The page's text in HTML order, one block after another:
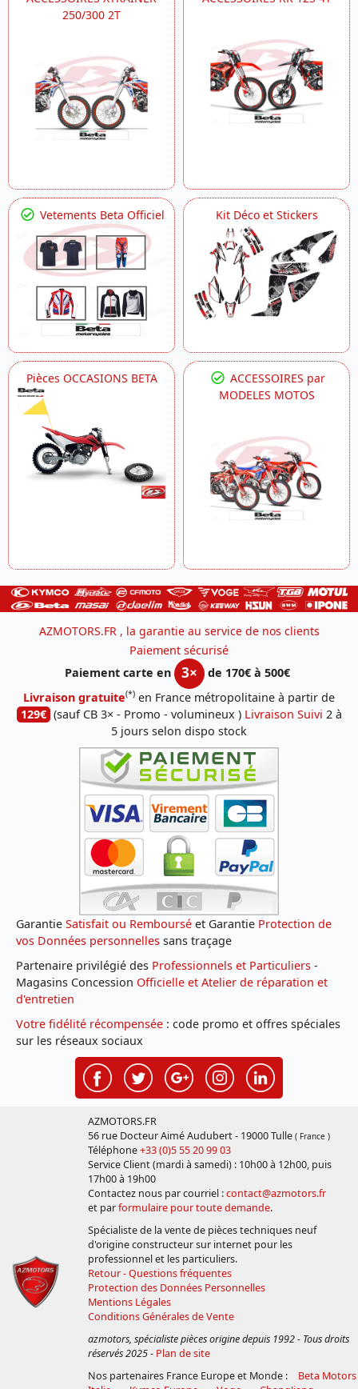
250/300 2T
Vetements Beta Officiel Kit Déco et Stickers
Pièces OCCASIONS BETA
ACCESSOIRES par
MODELES MOTOS
AZMOTORS.FR , la garantie au service de nos clients
Paiement sécurisé
Paiement carte en
3×
de 170€ à 500€
Livraison gratuite(*) en France métropolitaine à partir de
129€ (sauf CB 3× - Promo - volumineux ) Livraison Suivi 2 à
5 jours selon dispo stock
Garantie Satisfait ou Remboursé et Garantie Protection de
vos Données personnelles sans traçage
Partenaire privilégié des Professionnels et Particuliers -
Magasins Concession Officielle et Atelier de réparation et
d'entretien
Votre fidélité récompensée : code promo et offres spéciales
sur les réseaux sociaux
AZMOTORS.FR
56 rue Docteur Aimé Audubert - 19000 Tulle ( France )
Téléphone+33 (0)5 55 20 99 03
Service Client (mardi à samedi) : 10h00 à 12h00, puis
17h00 à 19h00
Contactez nous par courriel :contact@azmotors.fr
et parformulaire pour toute demande.
Spécialiste de la vente de pièces techniques neuf
d'origine constructeur sur internet pour les
professionnel et les particuliers.
Retour - Questions fréquentes
Protection des Données Personnelles
Mentions Légales
Conditions Générales de Vente
azmotors, spécialiste pièces origine depuis 1992 - Tous droits
réservés 2025- Plan de site
Nos partenaires France Europe et Monde :
Beta Motors